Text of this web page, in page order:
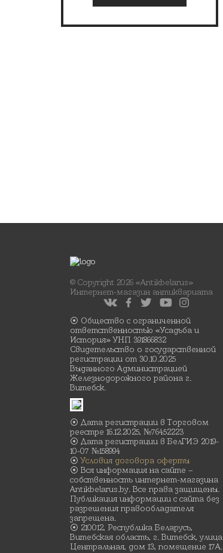
© Copyright 2026 «Antikbelarus»
Интернет-магазин антиквариата
⦿ Общество с ограниченной
ответственностью «Усадьба и
История» УНП 391866832
Свидетельство о государственной
регистрации от 30.10.2025
Выданного Администрацией
Железнодорожного района г.
Витебск.
⦿ Дата регистрации в Торговом
реестре 16.12.2025, №76452223
⦿ Дата регистрации в БелГИЭ 2019-
10-07 №158994
⦿Условия договора оферты
⦿ Вся информация на сайте –
собственность интернет-магазина
Antikbelarus.by. Все права защищены.
Публикация информации с сайта без
разрешения правообладателя
запрещена.
⦿ 210012, Республика Беларусь,
Витебская область, г. Витебск, улица
Центральная, дом 13, помещение 17А.